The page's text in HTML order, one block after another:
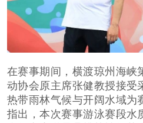
在赛事期间，横渡琼州海峡
动协会原主席张健教授接受
热带雨林气候与开阔水域为
指出，本次赛事游泳赛段水